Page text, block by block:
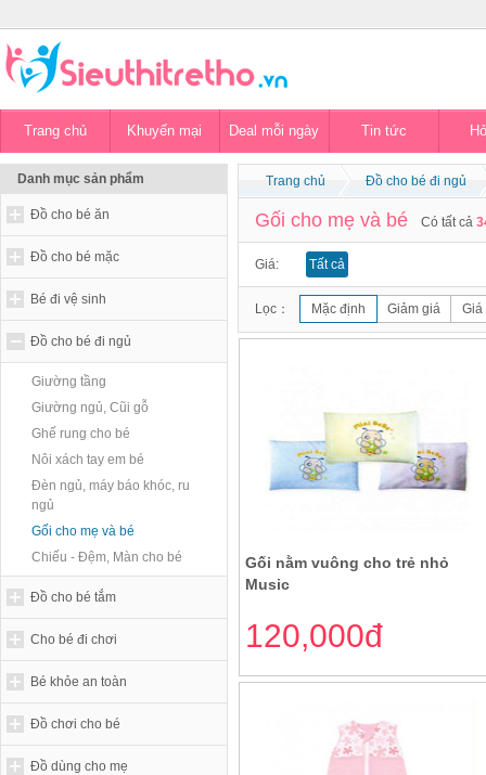
Trang chủ Khuyến mại Deal mỗi ngày Tin tức
Danh mục sản phẩm
Đồ cho bé ăn
Đồ cho bé mặc
Bé đi vệ sinh
Đồ cho bé đi ngủ
Giường tầng
Giường ngủ, Cũi gỗ
Ghế rung cho bé
Nôi xách tay em bé
Đèn ngủ, máy báo khóc, ru
ngủ
Gối cho mẹ và bé
Chiếu - Đệm, Màn cho bé
Đồ cho bé tắm
Cho bé đi chơi
Bé khỏe an toàn
Đồ chơi cho bé
Đồ dùng cho mẹ
Trang chủ Đồ cho bé đi ngủ
Gối cho mẹ và bé Có tất cả
Giá: Tất cả
Lọc： Mặc định Giảm giá Giá
Gối nằm vuông cho trẻ nhỏ
Music
120,000đ